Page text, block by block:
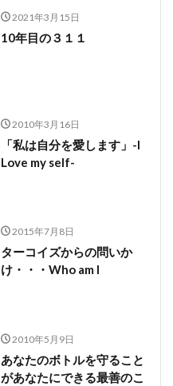
2021年3月15日
10年目の３１１
2010年3月16日
「私は自分を愛します」-I
Love my self-
2015年7月8日
ターコイズからの問いか
け・・・Who am I
2010年5月9日
あなたのボトルを守ること
があなたにできる最善のこ